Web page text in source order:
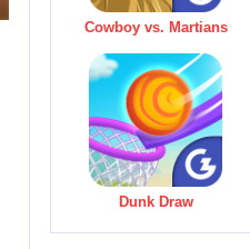
Cowboy vs. Martians
Dunk Draw